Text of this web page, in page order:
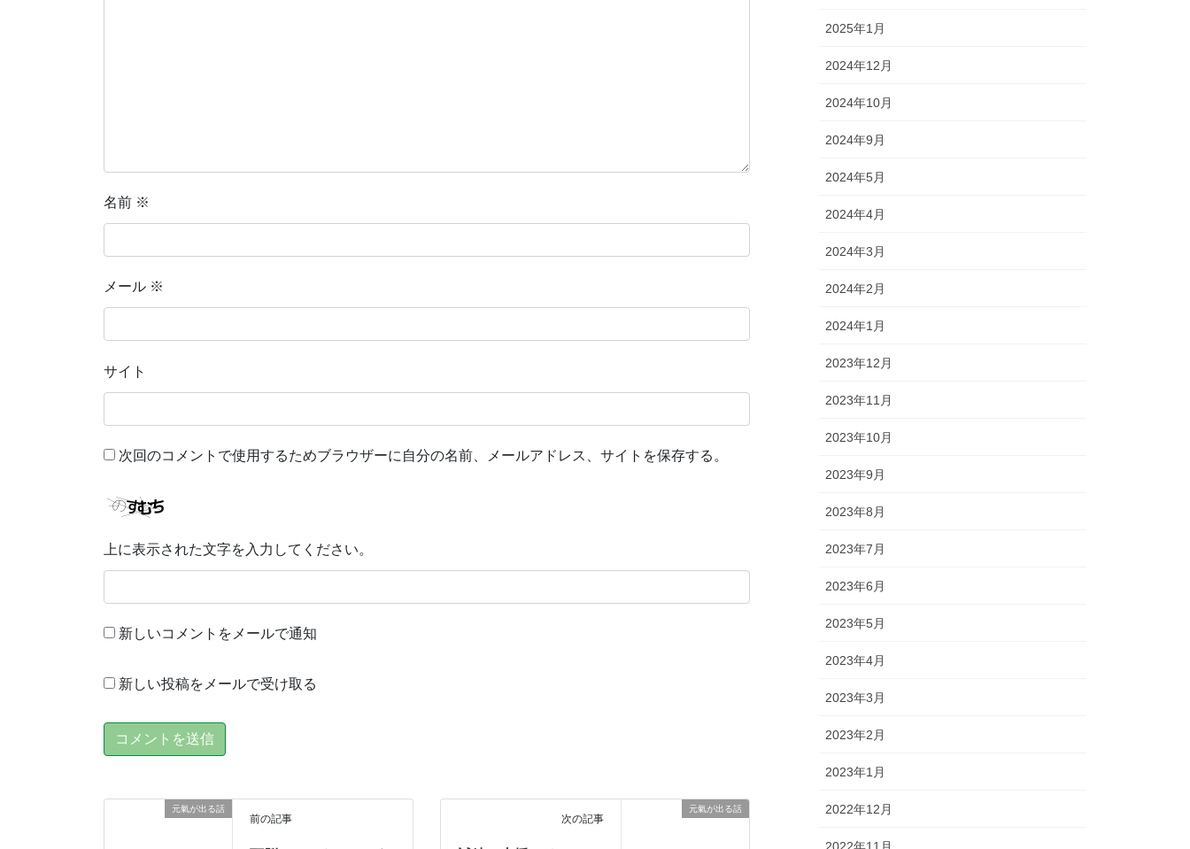
名前 ※
メール ※
サイト
次回のコメントで使用するためブラウザーに自分の名前、メールアドレス、サイトを保存する。
上に表示された文字を入力してください。
新しいコメントをメールで通知
新しい投稿をメールで受け取る
元氣が出る話
前の記事
元氣が出る話
次の記事
2025年1月
2024年12月
2024年10月
2024年9月
2024年5月
2024年4月
2024年3月
2024年2月
2024年1月
2023年12月
2023年11月
2023年10月
2023年9月
2023年8月
2023年7月
2023年6月
2023年5月
2023年4月
2023年3月
2023年2月
2023年1月
2022年12月